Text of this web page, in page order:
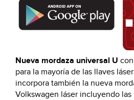
Nueva mordaza universal U
para la mayoría de las llaves
incorpora también la nueva
Volkswagen láser incluyendo